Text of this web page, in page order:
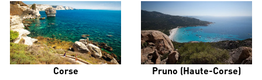
Corse Pruno (Haute-Corse)